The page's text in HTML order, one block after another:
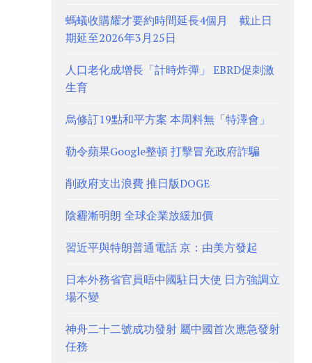
螞蟻收購耀才要約時間延長4個月 截止日
期延至2026年3月25日
人口老化成增長「計時炸彈」 EBRD促刺激
生育
烏修訂19點和平方案 本周料無「特澤會」
勒令蘋果Google整頓 打擊冒充政府詐騙
削政府支出浪費 推日版DOGE
陰霾漸明朗 全球企業放緩加價
習近平與特朗普通電話 京：由美方發起
日本外務省官員晤中國駐日大使 日方強調立
場不變
神舟二十二號成功發射 屬中國首次應急發射
任務